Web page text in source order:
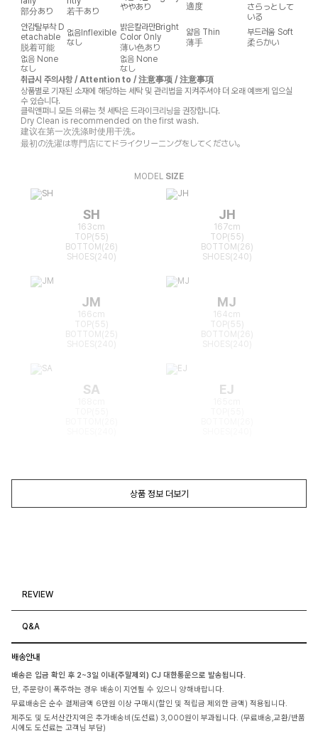
部分あり
若干あり
ややあり
適度
さらっとして
いる
안감탈부착 D
etachable
脱着可能
없음Inflexible
なし
밝은칼라만Bright
Color Only
薄い色あり
얇음 Thin
薄手
부드러움 Soft
柔らかい
없음 None
なし
없음 None
なし
취급시 주의사항 / Attention to / 注意事项 / 注意事項
상품별로 기재된 소재에 해당하는 세탁 및 관리법을 지켜주셔야 더 오래 예쁘게 입으실
수 있습니다.
클릭앤퍼니 모든 의류는 첫 세탁은 드라이크리닝을 권장합니다.
Dry Clean is recommended on the first wash.
建议在第一次洗涤时使用干洗。
最初の洗濯は専門店にてドライクリーニングをしてください。
MODEL SIZE
SH
163cm
TOP(55)
BOTTOM(26)
SHOES(240)
JH
167cm
TOP(55)
BOTTOM(26)
SHOES(240)
JM
166cm
TOP(55)
BOTTOM(25)
MJ
164cm
TOP(55)
BOTTOM(26)
SA EJ
상품 정보 더보기
REVIEW
Q&A
배송안내
배송은 입금 확인 후 2~3일 이내(주말제외) CJ 대한통운으로 발송됩니다.
단, 주문량이 폭주하는 경우 배송이 지연될 수 있으니 양해바랍니다.
무료배송은 순수 결제금액 6만원 이상 구매시(할인 및 적립금 제외한 금액) 적용됩니다.
제주도 및 도서산간지역은 추가배송비(도선료) 3,000원이 부과됩니다. (무료배송,교환/반품
시에도 도선료는 고객님 부담)